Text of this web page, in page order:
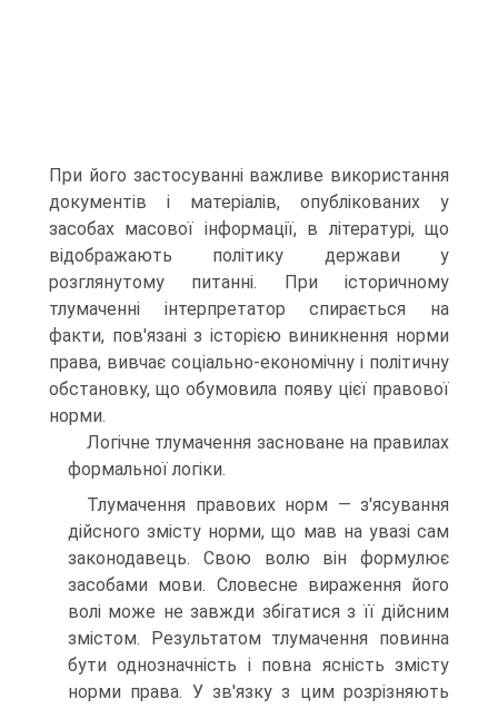
При його застосуванні важливе використання
документів і матеріалів, опублікованих у
засобах масової інформації, в літературі, що
відображають політику держави у
розглянутому питанні. При історичному
тлумаченні інтерпретатор спирається на
факти, пов'язані з історією виникнення норми
права, вивчає соціально-економічну і політичну
обстановку, що обумовила появу цієї правової
норми.
Логічне тлумачення засноване на правилах
формальної логіки.
Тлумачення правових норм — з'ясування
дійсного змісту норми, що мав на увазі сам
законодавець. Свою волю він формулює
засобами мови. Словесне вираження його
волі може не завжди збігатися з її дійсним
змістом. Результатом тлумачення повинна
бути однозначність і повна ясність змісту
норми права. У зв'язку з цим розрізняють